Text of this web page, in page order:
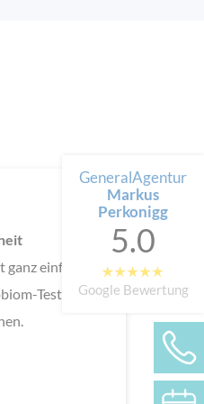
GeneralAgentur
Markus
Perkonigg
5.0
Google Bewertung
einfach in
Test für zu